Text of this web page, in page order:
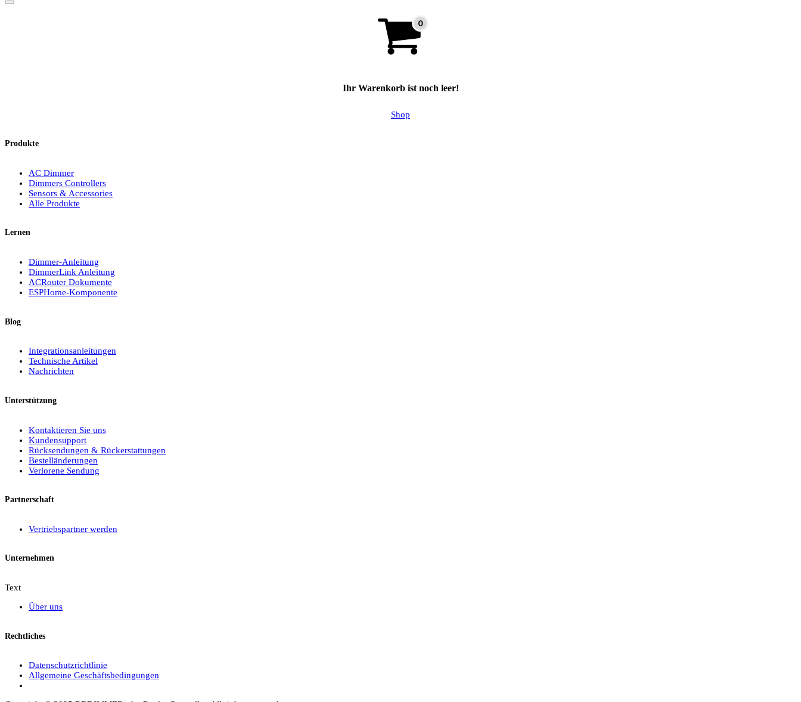
Ihr Warenkorb ist noch leer!
Shop
Produkte
AC Dimmer
Dimmers Controllers
Sensors & Accessories
Alle Produkte
Lernen
Dimmer-Anleitung
DimmerLink Anleitung
ACRouter Dokumente
ESPHome-Komponente
Blog
Integrationsanleitungen
Technische Artikel
Nachrichten
Unterstützung
Kontaktieren Sie uns
Kundensupport
Rücksendungen & Rückerstattungen
Bestelländerungen
Verlorene Sendung
Partnerschaft
Vertriebspartner werden
Unternehmen
Text
Über uns
Rechtliches
Datenschutzrichtlinie
Allgemeine Geschäftsbedingungen